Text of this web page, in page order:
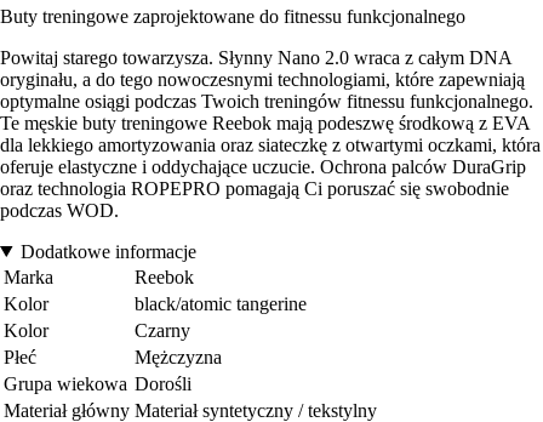
Buty treningowe zaprojektowane do fitnessu funkcjonalnego
Powitaj starego towarzysza. Słynny Nano 2.0 wraca z całym DNA
oryginału, a do tego nowoczesnymi technologiami, które zapewniają
optymalne osiągi podczas Twoich treningów fitnessu funkcjonalnego.
Te męskie buty treningowe Reebok mają podeszwę środkową z EVA
dla lekkiego amortyzowania oraz siateczkę z otwartymi oczkami, która
oferuje elastyczne i oddychające uczucie. Ochrona palców DuraGrip
oraz technologia ROPEPRO pomagają Ci poruszać się swobodnie
podczas WOD.
Dodatkowe informacje
Marka
Reebok
Kolor
black/atomic tangerine
Kolor
Czarny
Płeć
Mężczyzna
Grupa wiekowa Dorośli
Materiał główny Materiał syntetyczny / tekstylny